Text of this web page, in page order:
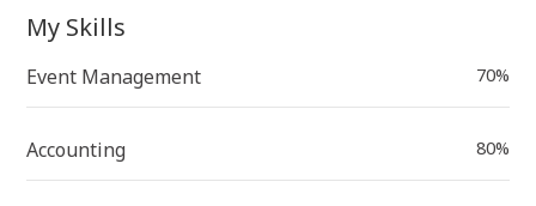
My Skills
Event Management 70%
Accounting 80%